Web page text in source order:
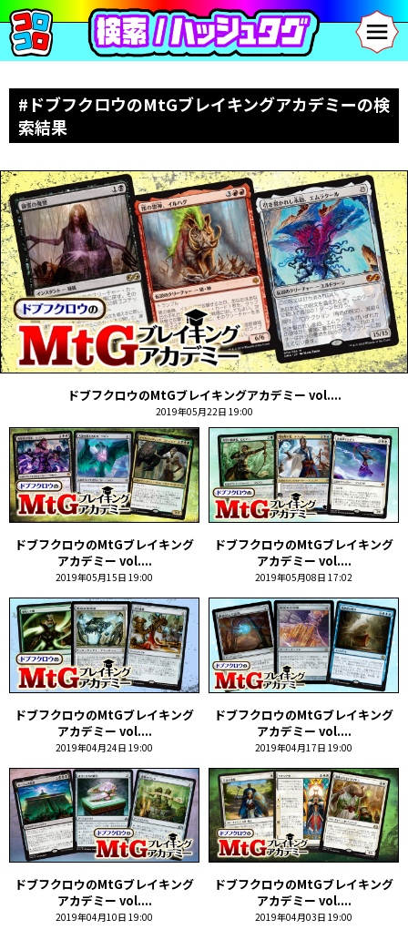
#ドブフクロウのMtGブレイキングアカデミーの検
索結果
ドブフクロウのMtGブレイキングアカデミー vol....
2019年05月22日 19:00
ドブフクロウのMtGブレイキング
アカデミー vol....
2019年05月15日 19:00
ドブフクロウのMtGブレイキング
アカデミー vol....
2019年05月08日 17:02
ドブフクロウのMtGブレイキング
アカデミー vol....
2019年04月24日 19:00
ドブフクロウのMtGブレイキング
アカデミー vol....
2019年04月17日 19:00
ドブフクロウのMtGブレイキング
アカデミー vol....
2019年04月10日 19:00
ドブフクロウのMtGブレイキング
アカデミー vol....
2019年04月03日 19:00